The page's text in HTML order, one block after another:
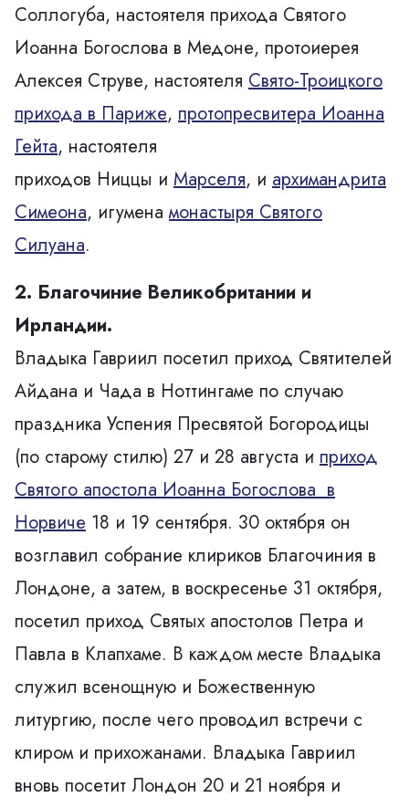
Соллогуба, настоятеля прихода Святого
Иоанна Богослова в Медоне, протоиерея
Алексея Струве, настоятеля Свято-Троицкого
прихода в Париже, протопресвитера Иоанна
Гейта, настоятеля
приходов Ниццы и Марселя, и архимандрита
Симеона, игуменамонастыря Святого
Силуана.
2. Благочиние Великобритании и
Ирландии.
Владыка Гавриил посетил приход Святителей
Айдана и Чада в Ноттингаме по случаю
праздника Успения Пресвятой Богородицы
(по старому стилю) 27 и 28 августа и приход
Святого апостола Иоанна Богослова в
Норвиче 18 и 19 сентября. 30 октября он
возглавил собрание клириков Благочиния в
Лондоне, а затем, в воскресенье 31 октября,
посетил приход Святых апостолов Петра и
Павла в Клапхаме. В каждом месте Владыка
служил всенощную и Божественную
литургию, после чего проводил встречи с
клиром и прихожанами. Владыка Гавриил
вновь посетит Лондон 20 и 21 ноября и